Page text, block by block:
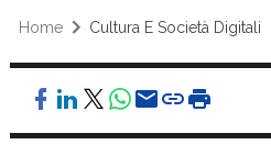
Home Cultura E Società Digitali